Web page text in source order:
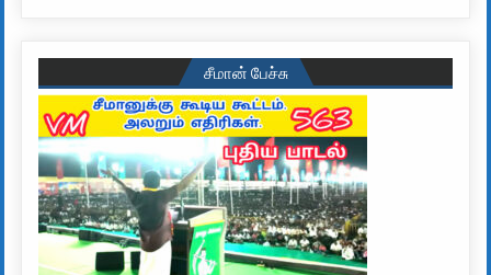
சீமான் பேச்சு